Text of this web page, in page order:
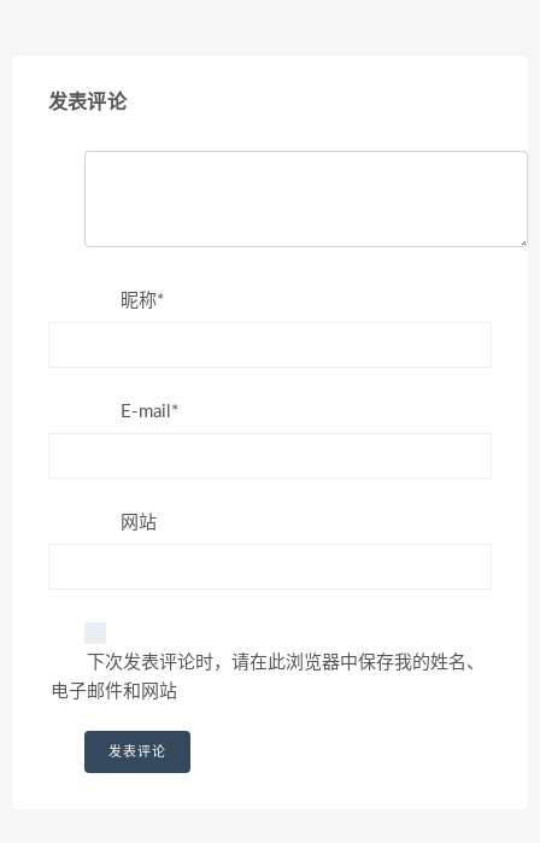
发表评论
昵称*
E-mail*
网站
下次发表评论时，请在此浏览器中保存我的姓名、
电子邮件和网站